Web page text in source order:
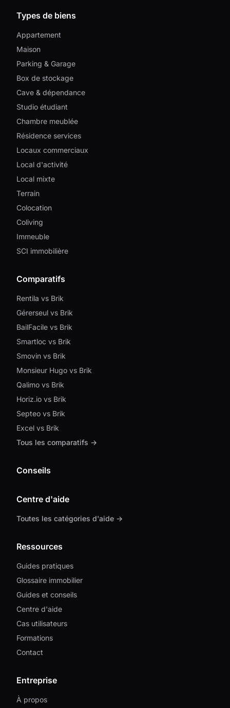
Types de biens
Appartement
Maison
Parking & Garage
Box de stockage
Cave & dépendance
Studio étudiant
Chambre meublée
Résidence services
Locaux commerciaux
Local d'activité
Local mixte
Terrain
Colocation
Coliving
Immeuble
SCI immobilière
Comparatifs
Rentila vs Brik
Gérerseul vs Brik
BailFacile vs Brik
Smartloc vs Brik
Smovin vs Brik
Monsieur Hugo vs Brik
Qalimo vs Brik
Horiz.io vs Brik
Septeo vs Brik
Excel vs Brik
Tous les comparatifs →
Conseils
Centre d'aide
Toutes les catégories d'aide →
Ressources
Guides pratiques
Glossaire immobilier
Guides et conseils
Centre d'aide
Cas utilisateurs
Formations
Contact
Entreprise
À propos